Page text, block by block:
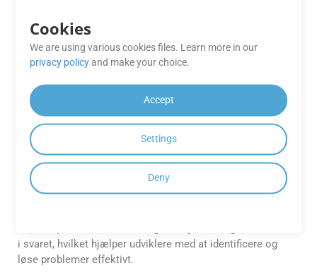
Er mine dokumenter gemt på
GroupDocs-servere efter
behandling?
Nej, GroupDocs.Parser Cloud gemmer ikke dine
dokumenter på deres servere efter behandling. Dette
hjælper med at sikre privatlivets fred og sikkerhed for dine
data.
Tilbyder GroupDocs.Parser Cloud
fejlhåndteringsmekanismer eller
i svaret, hvilket hjælper udviklere med at identificere og
løse problemer effektivt.
Cookies
We are using various cookies files. Learn more in our
privacy policyand make your choice.
Accept
Settings
Deny